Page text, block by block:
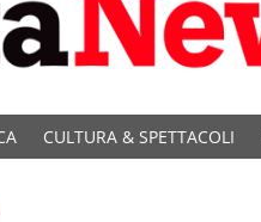
CULTURA & SPETTACOLI